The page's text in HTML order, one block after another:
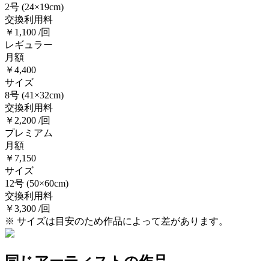
2号 (24×19cm)
交換利用料
￥1,100 /回
レギュラー
月額
￥4,400
サイズ
8号 (41×32cm)
交換利用料
￥2,200 /回
プレミアム
月額
￥7,150
サイズ
12号 (50×60cm)
交換利用料
￥3,300 /回
※ サイズは目安のため作品によって差があります。